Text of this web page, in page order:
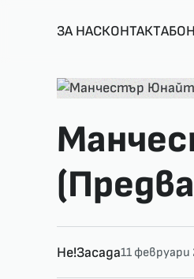
ЗА НАСКОНТАКТ
Не!Засада11 февруари